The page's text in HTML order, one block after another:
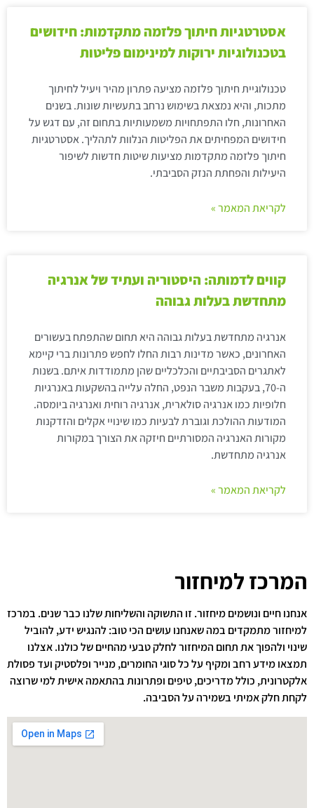
אסטרטגיות חיתוך פלזמה מתקדמות: חידושים
בטכנולוגיות ירוקות למינימום פליטות
טכנולוגיית חיתוך פלזמה מציעה פתרון מהיר ויעיל לחיתוך
מתכות, והיא נמצאת בשימוש נרחב בתעשיות שונות. בשנים
האחרונות, חלו התפתחויות משמעותיות בתחום זה, עם דגש על
חידושים המפחיתים את הפליטות הנלוות לתהליך. אסטרטגיות
חיתוך פלזמה מתקדמות מציעות שיטות חדשות לשיפור
היעילות והפחתת הנזק הסביבתי.
לקריאת המאמר »
קווים לדמותה: היסטוריה ועתיד של אנרגיה
מתחדשת בעלות גבוהה
אנרגיה מתחדשת בעלות גבוהה היא תחום שהתפתח בעשורים
האחרונים, כאשר מדינות רבות החלו לחפש פתרונות ברי קיימא
לאתגרים הסביבתיים והכלכליים שהן מתמודדות איתם. בשנות
ה-70, בעקבות משבר הנפט, החלה עלייה בהשקעות באנרגיות
חלופיות כמו אנרגיה סולארית, אנרגיה רוחית ואנרגיה ביומסה.
המודעות ההולכת וגוברת לבעיות כמו שינויי אקלים והזדקנות
מקורות האנרגיה המסורתיים חיזקה את הצורך במקורות
אנרגיה מתחדשת.
לקריאת המאמר »
המרכז למיחזור
אנחנו חיים ונושמים מיחזור. זו התשוקה והשליחות שלנו כבר שנים. במרכז
למיחזור מתמקדים במה שאנחנו עושים הכי טוב: להנגיש ידע, להוביל
שינוי ולהפוך את תחום המיחזור לחלק טבעי מהחיים של כולנו. אצלנו
תמצאו מידע רחב ומקיף על כל סוגי החומרים, מנייר ופלסטיק ועד פסולת
אלקטרונית, כולל מדריכים, טיפים ופתרונות בהתאמה אישית למי שרוצה
לקחת חלק אמיתי בשמירה על הסביבה.